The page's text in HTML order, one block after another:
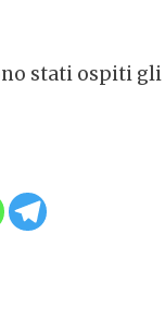
stati ospiti